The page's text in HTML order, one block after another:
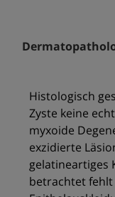
Histologisch
Zyste keine
myxoide
exzidierte
gelatineartiges
betrachtet fehlt